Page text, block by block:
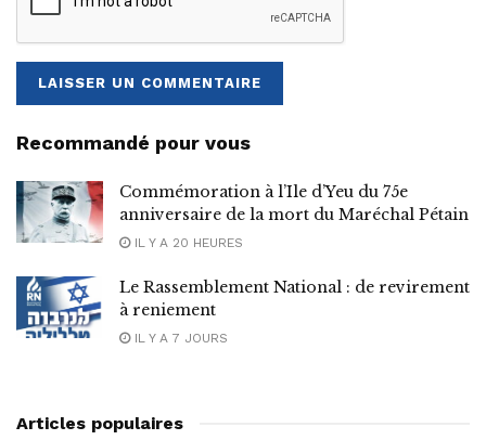
Recommandé pour vous
Commémoration à l’Ile d’Yeu du 75e
anniversaire de la mort du Maréchal Pétain
IL Y A 20 HEURES
Le Rassemblement National : de revirement
à reniement
IL Y A 7 JOURS
Articles populaires